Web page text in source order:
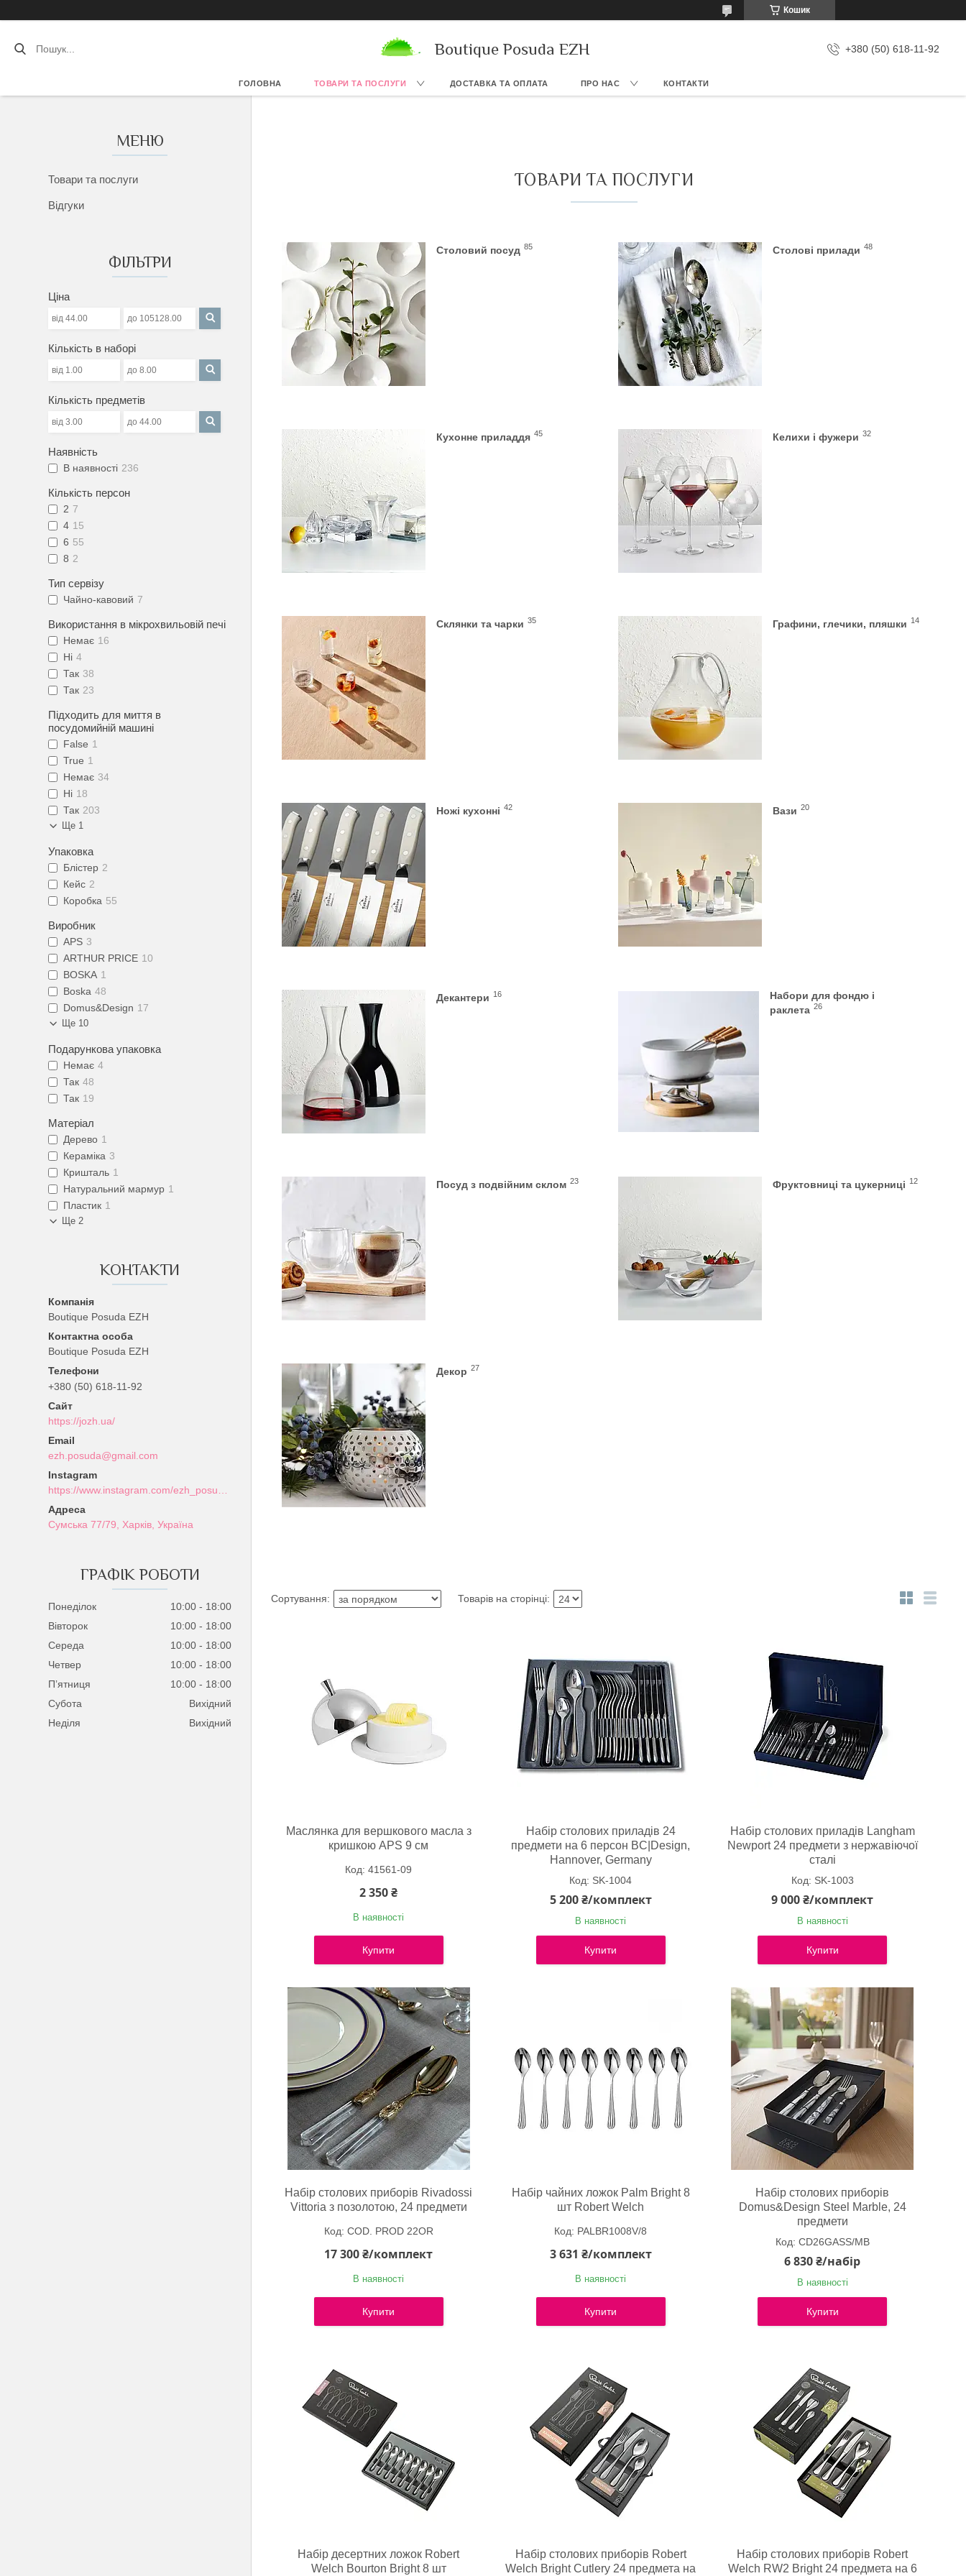
Кошик
Boutique Posuda EZH +380 (50) 618-11-92
ГОЛОВНА ТОВАРИ ТА ПОСЛУГИ ДОСТАВКА ТА ОПЛАТА ПРО НАС КОНТАКТИ
Товари та послуги
Відгуки
ФІЛЬТРИ
Ціна
Кількість в наборі
Кількість предметів
Наявність
В наявності 236
Кількість персон
2 7
4 15
6 55
8 2
Тип сервізу
Чайно-кавовий 7
Використання в мікрохвильовій печі
Немає 16
Ні 4
Так 38
Так 23
Підходить для миття в
посудомийній машині
False 1
True 1
Немає 34
Ні 18
Так 203
Ще 1
Упаковка
Блістер 2
Кейс 2
Коробка 55
Виробник
APS 3
ARTHUR PRICE 10
BOSKA 1
Boska 48
Domus&Design 17
Ще 10
Подарункова упаковка
Немає 4
Так 48
Так 19
Матеріал
Дерево 1
Кераміка 3
Кришталь 1
Натуральний мармур 1
Пластик 1
Ще 2
КОНТАКТИ
Boutique Posuda EZH
Boutique Posuda EZH
+380 (50) 618-11-92
https://jozh.ua/
ezh.posuda@gmail.com
Instagram
Сумська 77/79, Харків, Україна
ГРАФІК РОБОТИ
Понеділок 10:00
18:00
Вівторок
10:00
18:00
Середа
10:00
18:00
Четвер
10:00
18:00
Пʼятниця
10:00
18:00
Субота
Вихідний
Неділя
Вихідний
ТОВАРИ ТА ПОСЛУГИ
Столовий посуд 85 Столові прилади 48
Кухонне приладдя 45 Келихи і фужери 32
Склянки та чарки 35 Графини, глечики, пляшки 14
Ножі кухонні 42 Вази 20
Декантери 16
Набори для фондю і
раклета 26
Посуд з подвійним склом 23 Фруктовниці та цукерниці 12
Декор 27
Маслянка для вершкового масла з
кришкою APS 9 см
41561-09
2 350 ₴
В наявності
Купити
Набір столових приладів 24
предмети на 6 персон BC|Design,
Hannover, Germany
SK-1004
5 200 ₴/комплект
В наявності
Купити
Набір столових приладів Langham
Newport 24 предмети з нержавіючої
сталі
SK-1003
9 000 ₴/комплект
В наявності
Купити
Набір столових приборів Rivadossi
Vittoria з позолотою, 24 предмети
COD. PROD 22OR
17 300 ₴/комплект
В наявності
Купити
Набір чайних ложок Palm Bright 8
шт Robert Welch
PALBR1008V/8
3 631 ₴/комплект
В наявності
Купити
Набір столових приборів
Domus&Design Steel Marble, 24
предмети
CD26GASS/MB
6 830 ₴/набір
В наявності
Купити
Набір десертних ложок Robert
Welch Bourton Bright 8 шт
Набір столових приборів Robert
Welch Bright Cutlery 24 предмета на
Набір столових приборів Robert
Welch RW2 Bright 24 предмета на 6